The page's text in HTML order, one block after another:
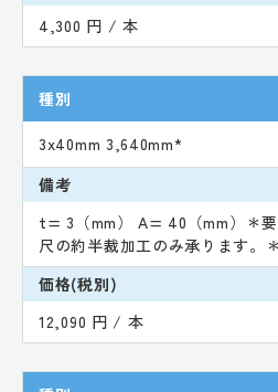
4,300 円 / 本
種別
3x40mm 3,640mm*
備考
t= 3（mm） A= 40（mm）＊
尺の約半裁加工のみ承ります。
価格(税別)
12,090 円 / 本